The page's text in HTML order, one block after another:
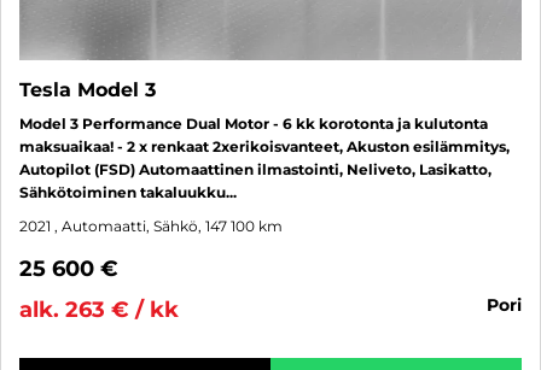
Tesla Model 3
Model 3 Performance Dual Motor - 6 kk korotonta ja kulutonta
maksuaikaa! - 2 x renkaat 2xerikoisvanteet, Akuston esilämmitys,
Autopilot (FSD) Automaattinen ilmastointi, Neliveto, Lasikatto,
Sähkötoiminen takaluukku...
2021 , Automaatti, Sähkö, 147 100 km
25 600 €
alk. 263 € / kk
pori